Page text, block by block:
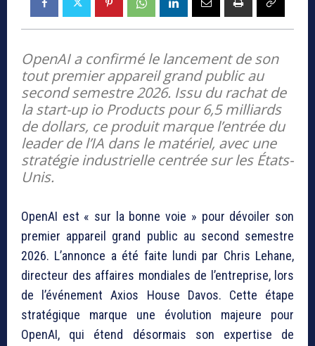
OpenAI a confirmé le lancement de son
tout premier appareil grand public au
second semestre 2026. Issu du rachat de
la start-up io Products pour 6,5 milliards
de dollars, ce produit marque l’entrée du
leader de l’IA dans le matériel, avec une
stratégie industrielle centrée sur les États-
Unis.
OpenAI est « sur la bonne voie » pour dévoiler son
premier appareil grand public au second semestre
2026. L’annonce a été faite lundi par Chris Lehane,
directeur des affaires mondiales de l’entreprise, lors
de l’événement Axios House Davos. Cette étape
stratégique marque une évolution majeure pour
OpenAI, qui étend désormais son expertise de